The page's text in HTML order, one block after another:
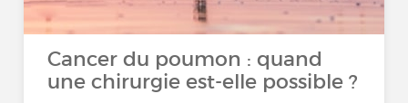
Cancer du poumon : quand
une chirurgie est-elle possible ?